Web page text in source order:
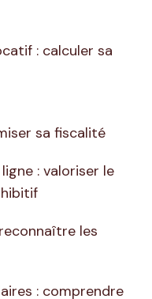
: calculer sa
sa fiscalité
: valoriser le
les
: comprendre